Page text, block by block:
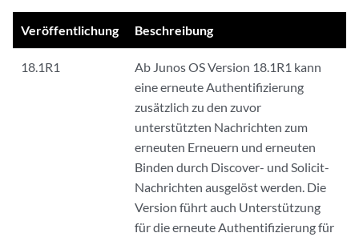
Veröffentlichung Beschreibung
18.1R1
Ab Junos OS Version 18.1R1 kann
eine erneute Authentifizierung
zusätzlich zu den zuvor
unterstützten Nachrichten zum
erneuten Erneuern und erneuten
Binden durch Discover- und Solicit-
Nachrichten ausgelöst werden. Die
Version führt auch Unterstützung
für die erneute Authentifizierung für